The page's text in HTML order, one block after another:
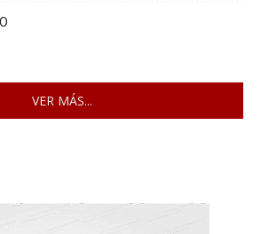
VER MÁS...